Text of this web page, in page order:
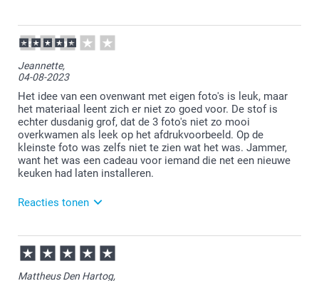
12-08-2024
11:45
Wat fijn om te lezen dat je tevreden bent met je
nieuwe ovenwant. Wij wensen je er veel plezier van!
Jeannette,
04-08-2023
Het idee van een ovenwant met eigen foto's is leuk, maar
het materiaal leent zich er niet zo goed voor. De stof is
echter dusdanig grof, dat de 3 foto's niet zo mooi
overkwamen als leek op het afdrukvoorbeeld. Op de
kleinste foto was zelfs niet te zien wat het was. Jammer,
want het was een cadeau voor iemand die net een nieuwe
keuken had laten installeren.
Reacties tonen
07-08-2023
08:40
Bedankt voor je review. Vervelend om te vernemen
dat je bestelling niet helemaal naar wens is.
Mattheus Den Hartog,